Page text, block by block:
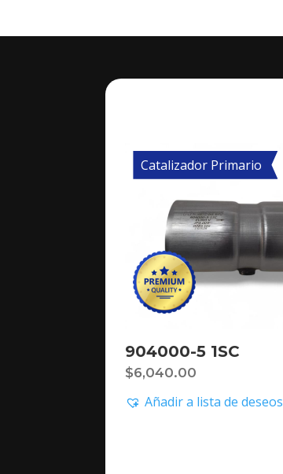
Catalizador Primario
904000-5 1SC
$6,040.00
Añadir a lista de deseos